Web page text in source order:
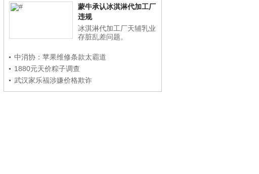
蒙牛承认冰淇淋代加工厂
违规
冰淇淋代加工厂天辅乳业
存脏乱差问题。
中消协：苹果维修条款太霸道
1880元天价粽子调查
武汉家乐福涉嫌价格欺诈